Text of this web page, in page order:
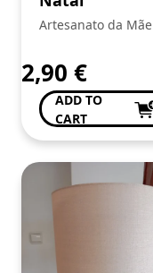
Artesanato da Mãe
2,90 €
ADD TO
CART